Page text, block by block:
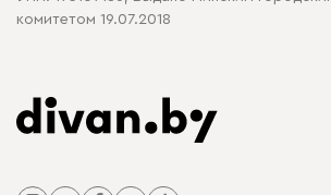
комитетом 19.07.2018